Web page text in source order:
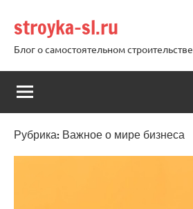
содержимому
stroyka-sl.ru
Блог о самостоятельном строительстве
Рубрика: Важное о мире бизнеса